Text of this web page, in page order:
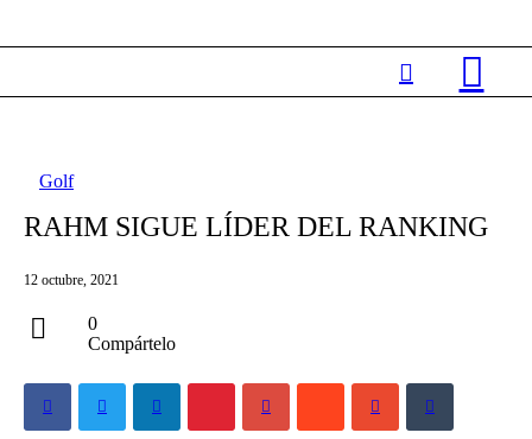
Golf
RAHM SIGUE LÍDER DEL RANKING
12 octubre, 2021
0
Compártelo